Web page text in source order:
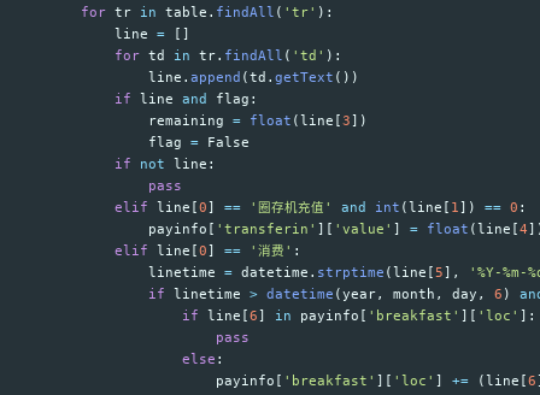
for
tr in table . findAll ( ' tr' ):
line
=
for
td in tr. findAll ( ' td ' ):
line . append ( td . getText ())
if
line and flag :
remaining
= float ( line 3 ])
flag
=
False
if
not line :
pass
elif
line 0 == ' 圈存机充值 ' and int ( line 1 ]) == 0 :
payinfo
' transferin ' ' value ' = float ( line 4
elif
line 0 == ' 消费 ' :
linetime
= datetime . strptime ( line 5 ], ' %Y-%m-
if
linetime > datetime ( year, month , day , 6 )
if
line 6 in payinfo ' breakfast ' ' loc '
]:
pass
else :
payinfo
' breakfast ' ' loc ' += ( line 6